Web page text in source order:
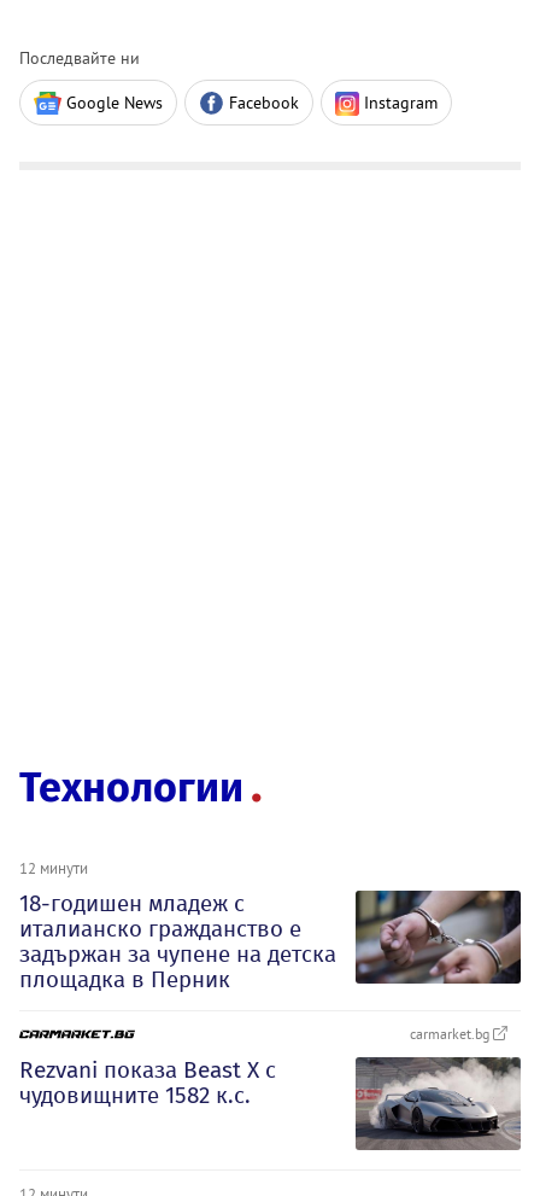
Последвайте ни
Google News Facebook Instagram
Технологии
12 минути
18-годишен младеж с
италианско гражданство е
задържан за чупене на детска
площадка в Перник
carmarket.bg
Rezvani показа Beast X с
чудовищните 1582 к.с.